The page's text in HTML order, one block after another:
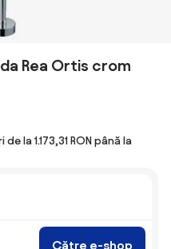
Rea Ortis crom
la 1.173,31 RON până la
Către e-shop